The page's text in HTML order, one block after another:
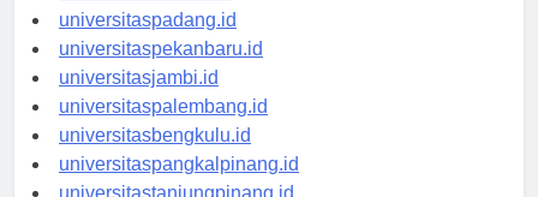
universitasmedan.id
universitaspadang.id
universitaspekanbaru.id
universitasjambi.id
universitaspalembang.id
universitasbengkulu.id
universitaspangkalpinang.id